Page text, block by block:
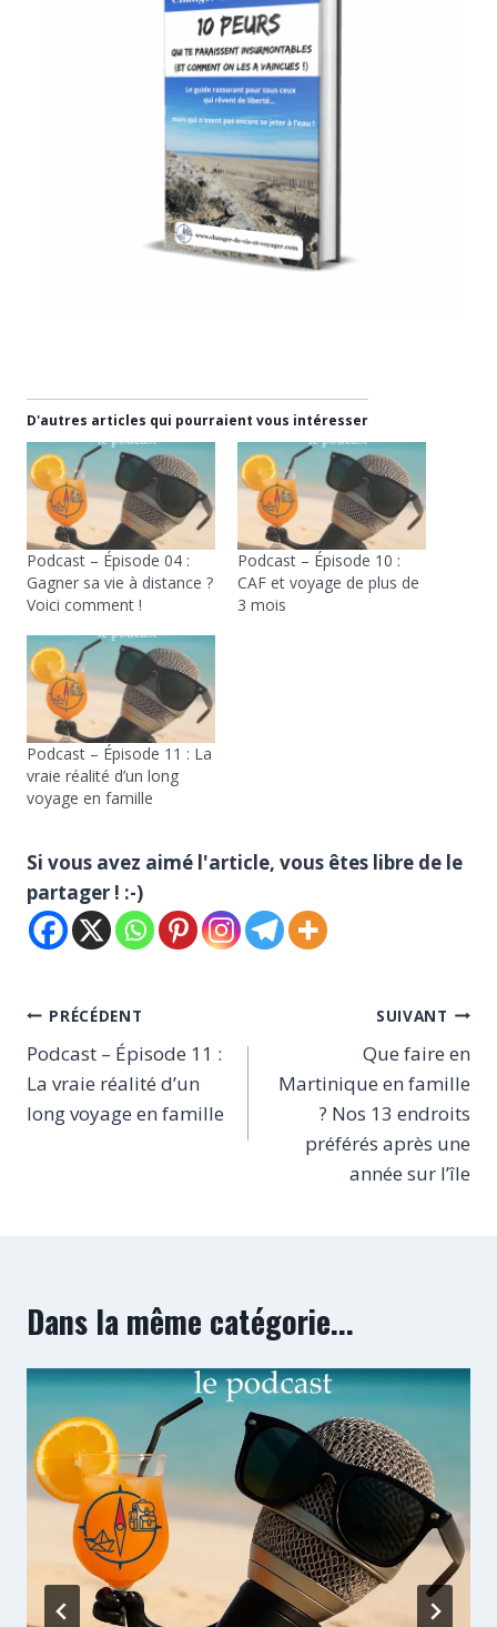
D'autres articles qui pourraient vous intéresser
Podcast – Épisode 04 :
Gagner sa vie à distance ?
Voici comment !
Podcast – Épisode 10 :
CAF et voyage de plus de
3 mois
Podcast – Épisode 11 : La
vraie réalité d’un long
voyage en famille
Si vous avez aimé l'article, vous êtes libre de le
partager ! :-)
Navigation
de
l’article
PRÉCÉDENT
Podcast – Épisode 11 :
La vraie réalité d’un
long voyage en famille
SUIVANT
Que faire en
Martinique en famille
? Nos 13 endroits
préférés après une
année sur l’île
Dans la même catégorie...